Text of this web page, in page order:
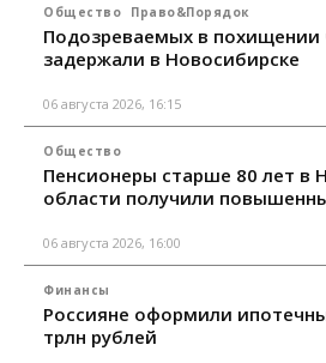
Общество Право&Порядок
Подозреваемых в похищении
задержали в Новосибирске
06 августа 2026, 16:15
Общество
Пенсионеры старше 80 лет в
области получили
06 августа 2026, 16:00
Финансы
Россияне оформили
трлн рублей